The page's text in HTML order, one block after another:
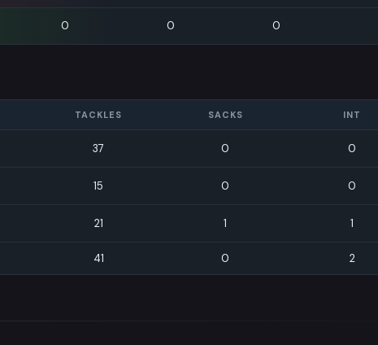
0 0 0
TACKLES SACKS INT
37 0 0
15 0 0
21 1 1
41 0 2